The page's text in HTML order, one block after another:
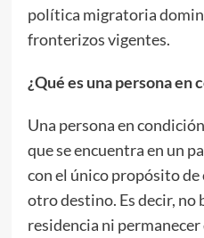
política migratoria
fronterizos vigentes.
¿Qué es una persona
Una persona en
que se encuentra en un
con el único propósito
otro destino. Es decir, no
residencia ni